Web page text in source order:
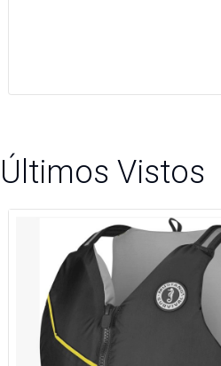
Últimos Vistos